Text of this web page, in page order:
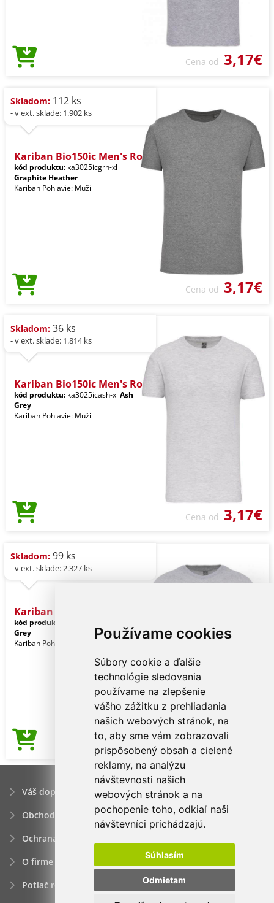
Používame cookies
Súbory cookie a ďalšie
technológie sledovania
používame na zlepšenie
vášho zážitku z prehliadania
našich webových stránok, na
to, aby sme vám zobrazovali
prispôsobený obsah a cielené
reklamy, na analýzu
návštevnosti našich
webových stránok a na
pochopenie toho, odkiaľ naši
návštevníci prichádzajú.
Súhlasím
Odmietam
Cena od 3,17€
Skladom: 112 ks
- v ext. sklade: 1.902 ks
Kariban Bio150ic Men's Ro
kód produktu: ka3025icgrh-xl
Graphite Heather
Kariban Pohlavie: Muži
Cena od 3,17€
Skladom: 36 ks
- v ext. sklade: 1.814 ks
Kariban Bio150ic Men's Ro
kód produktu: ka3025icash-xl Ash
Grey
Kariban Pohlavie: Muži
Cena od 3,17€
Skladom: 99 ks
- v ext. sklade: 2.327 ks
Kariban Bio150ic Men's Ro
kód produktu:
Grey
Kariban Pohlavie: Muži
Cena od 3,17€
Váš dopyt
Obchodné podmienky
Ochrana osobných údajov
O firme
Potlač reklamných predmetov